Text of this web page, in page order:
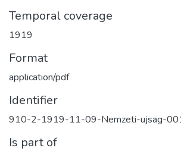
Temporal coverage
1919
Format
application/pdf
Identifier
910-2-1919-11-09-Nemzeti-ujsag-
Is part of